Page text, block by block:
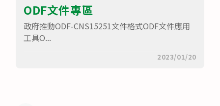
表
單〉
中
ODF文件專區
政府推動ODF-CNS15251文件格式ODF文件應用
工具O...
2023/01/20